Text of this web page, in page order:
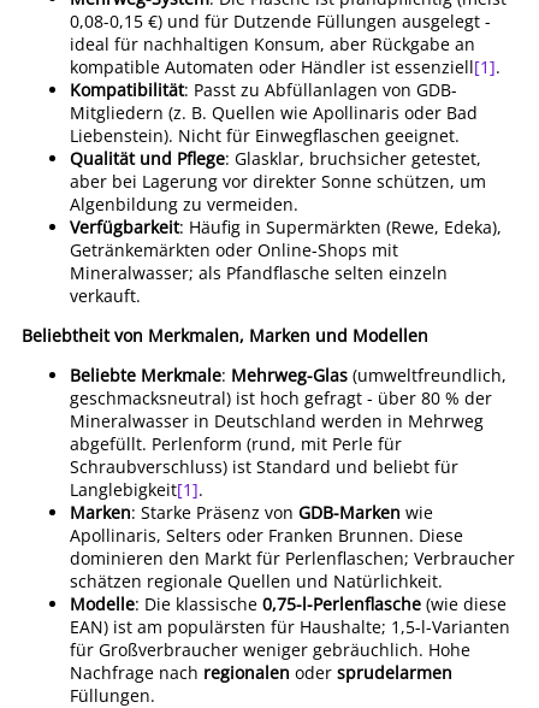
0,08-0,15 €) und für Dutzende Füllungen ausgelegt -
ideal für nachhaltigen Konsum, aber Rückgabe an
kompatible Automaten oder Händler ist essenziell[1].
Kompatibilität: Passt zu Abfüllanlagen von GDB-
Mitgliedern (z. B. Quellen wie Apollinaris oder Bad
Liebenstein). Nicht für Einwegflaschen geeignet.
Qualität und Pflege: Glasklar, bruchsicher getestet,
aber bei Lagerung vor direkter Sonne schützen, um
Algenbildung zu vermeiden.
Verfügbarkeit: Häufig in Supermärkten (Rewe, Edeka),
Getränkemärkten oder Online-Shops mit
Mineralwasser; als Pfandflasche selten einzeln
verkauft.
Beliebtheit von Merkmalen, Marken und Modellen
Beliebte Merkmale: Mehrweg-Glas (umweltfreundlich,
geschmacksneutral) ist hoch gefragt - über 80 % der
Mineralwasser in Deutschland werden in Mehrweg
abgefüllt. Perlenform (rund, mit Perle für
Schraubverschluss) ist Standard und beliebt für
Langlebigkeit[1].
Marken: Starke Präsenz von GDB-Marken wie
Apollinaris, Selters oder Franken Brunnen. Diese
dominieren den Markt für Perlenflaschen; Verbraucher
schätzen regionale Quellen und Natürlichkeit.
Modelle: Die klassische 0,75-l-Perlenflasche (wie diese
EAN) ist am populärsten für Haushalte; 1,5-l-Varianten
für Großverbraucher weniger gebräuchlich. Hohe
Nachfrage nach regionalen oder sprudelarmen
Füllungen.